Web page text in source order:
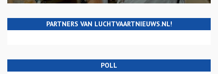
PARTNERS VAN LUCHTVAARTNIEUWS.NL!
POLL